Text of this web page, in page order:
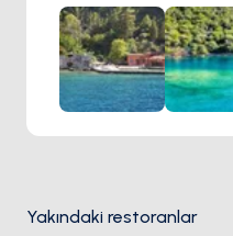
mükemmel bir durak.
Domuz Adası ve
adalarda yer
harika alternatifler.
çıkarma olanağı
kalıntılarla da sizi
Yakındaki restoranlar